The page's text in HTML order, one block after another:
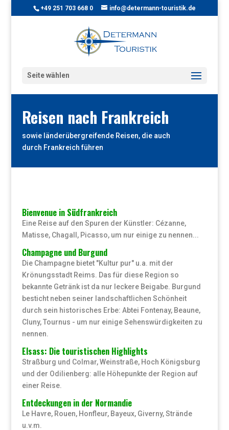
+49 251 703 668 0 info@determann-touristik.de
Seite wählen
Reisen nach Frankreich
sowie länderübergreifende Reisen, die auch
durch Frankreich führen
Bienvenue in Südfrankreich
Eine Reise auf den Spuren der Künstler: Cézanne,
Matisse, Chagall, Picasso, um nur einige zu nennen...
Champagne und Burgund
Die Champagne bietet "Kultur pur" u.a. mit der
Krönungsstadt Reims. Das für diese Region so
bekannte Getränk ist da nur leckere Beigabe. Burgund
besticht neben seiner landschaftlichen Schönheit
durch sein historisches Erbe: Abtei Fontenay, Beaune,
Cluny, Tournus - um nur einige Sehenswürdigkeiten zu
nennen.
Elsass: Die touristischen Highlights
Straßburg und Colmar, Weinstraße, Hoch Königsburg
und der Odilienberg: alle Höhepunkte der Region auf
einer Reise.
Entdeckungen in der Normandie
Le Havre, Rouen, Honfleur, Bayeux, Giverny, Strände
u.v.m.